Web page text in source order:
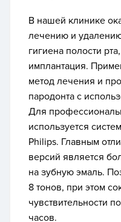
В нашей клинике
лечению и
гигиена полости
имплантация.
метод лечения и
пародонта с
Для
используется
Philips. Главным
версий является
на зубную эмаль.
8 тонов, при этом
чувствительности
часов.